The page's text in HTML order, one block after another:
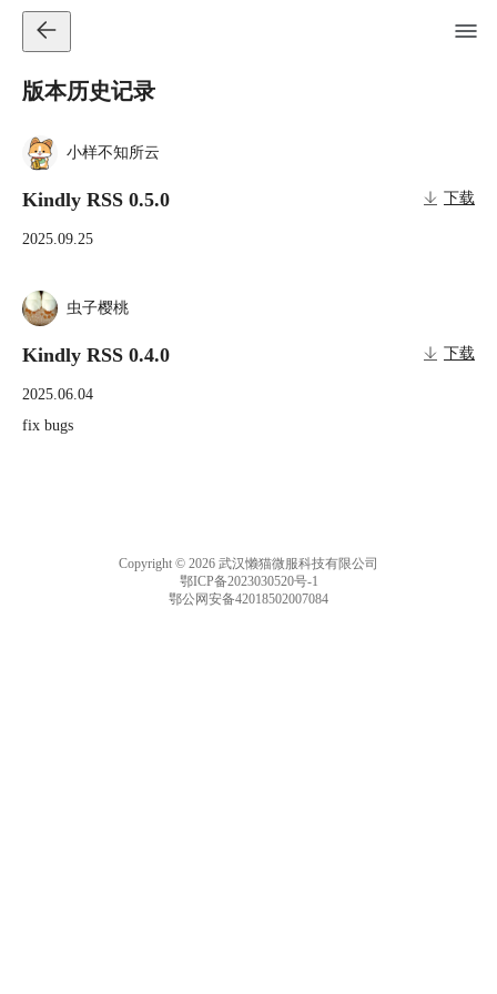
版本历史记录
小样不知所云
Kindly RSS 0.5.0 下载
2025.09.25
虫子樱桃
Kindly RSS 0.4.0 下载
2025.06.04
fix bugs
Copyright © 2026 武汉懒猫微服科技有限公司
鄂ICP备2023030520号-1
鄂公网安备42018502007084